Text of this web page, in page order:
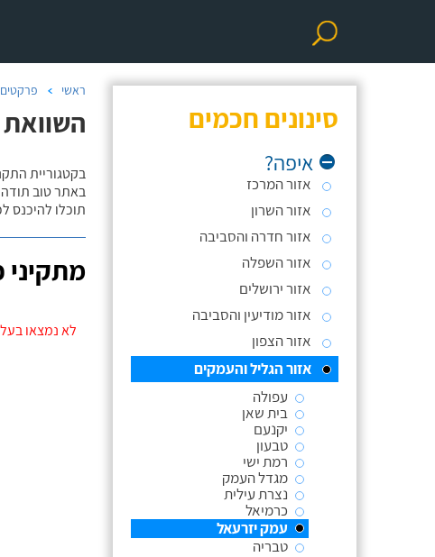
סינונים חכמים
איפה?
אזור המרכז
אזור השרון
אזור חדרה והסביבה
אזור השפלה
אזור ירושלים
אזור מודיעין והסביבה
אזור הצפון
אזור הגליל והעמקים
עפולה
בית שאן
יקנעם
טבעון
רמת ישי
מגדל העמק
נצרת עילית
כרמיאל
עמק יזרעאל
טבריה
ראשי פרקטים
בקטגוריית
באתר טוב תודה
תוכלו להיכנס
לא נמצאו